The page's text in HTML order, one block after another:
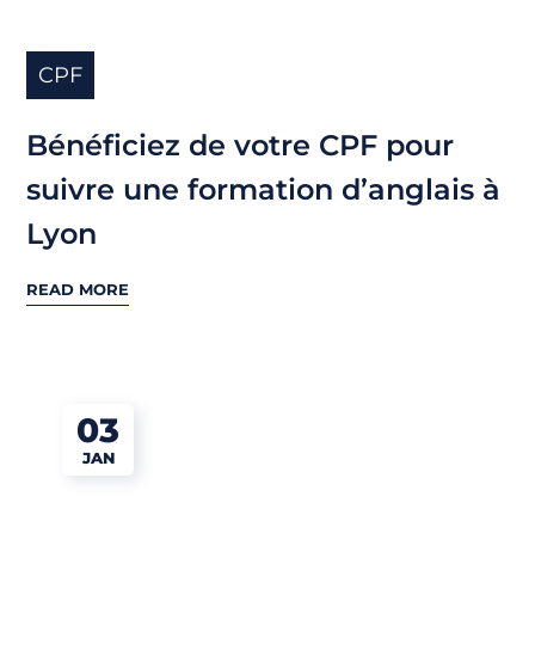
CPF
Bénéficiez de votre CPF pour
suivre une formation d’anglais à
Lyon
READ MORE
03
JAN